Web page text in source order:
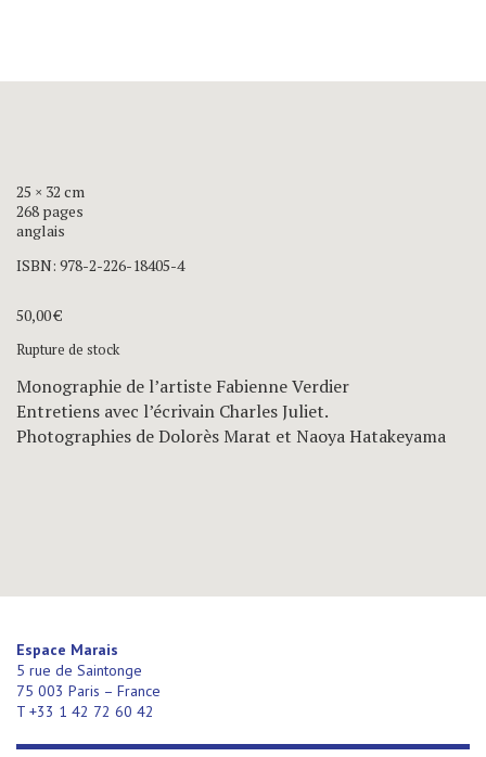
25 × 32 cm
268 pages
anglais
ISBN: 978-2-226-18405-4
50,00€
Rupture de stock
Monographie de l’artiste Fabienne Verdier
Entretiens avec l’écrivain Charles Juliet.
Photographies de Dolorès Marat et Naoya Hatakeyama
Espace Marais
5 rue de Saintonge
75 003 Paris – France
T +33 1 42 72 60 42